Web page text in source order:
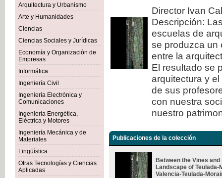
Arquitectura y Urbanismo
Arte y Humanidades
Ciencias
Ciencias Sociales y Jurídicas
Economía y Organización de
Empresas
Informática
Ingeniería Civil
Ingeniería Electrónica y
Comunicaciones
Ingeniería Energética,
Eléctrica y Motores
Ingeniería Mecánica y de
Materiales
Lingüística
Otras Tecnologías y Ciencias
Aplicadas
Director Ivan
Descripción:
escuelas de
se produzca un
entre la
El resultado se
arquitectura y
de sus
con nuestra
nuestro
Publicaciones de la colección
Between the Vines
Landscape of
Valencia-Teulada-